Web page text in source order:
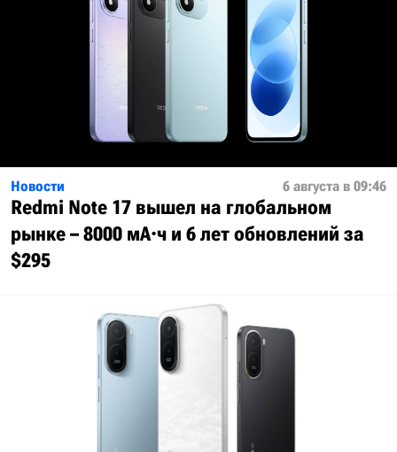
Новости 6 августа в 09:46
Redmi Note 17 вышел на глобальном
рынке – 8000 мА·ч и 6 лет обновлений за
$295